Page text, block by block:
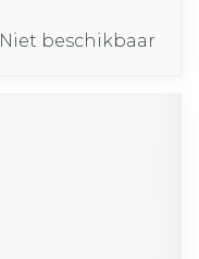
Niet beschikbaar